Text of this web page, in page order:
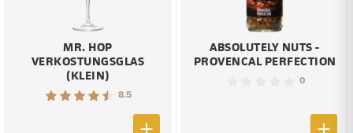
MR. HOP
VERKOSTUNGSGLAS
(KLEIN)
8.5
ABSOLUTELY NUTS -
PROVENCAL PERFECTION
0